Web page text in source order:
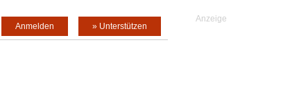
» Unterstützen
Anmelden